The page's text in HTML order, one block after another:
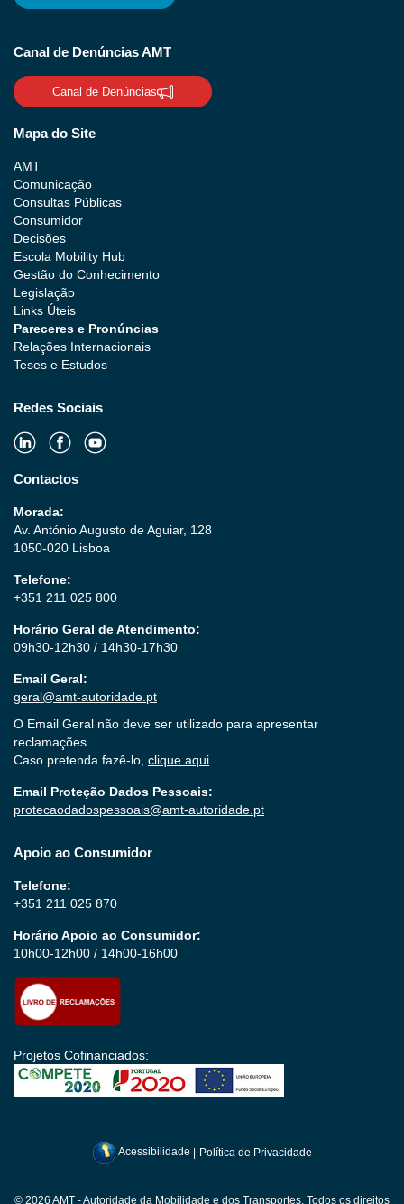
Canal de Denúncias AMT
Canal de Denúncias
Mapa do Site
AMT
Comunicação
Consultas Públicas
Consumidor
Decisões
Escola Mobility Hub
Gestão do Conhecimento
Legislação
Links Úteis
Pareceres e Pronúncias
Relações Internacionais
Teses e Estudos
Redes Sociais
Contactos
Morada:
Av. António Augusto de Aguiar, 128
1050-020 Lisboa
Telefone:
+351 211 025 800
Horário Geral de Atendimento:
09h30-12h30 / 14h30-17h30
Email Geral:
geral@amt-autoridade.pt
O Email Geral não deve ser utilizado para apresentar
reclamações.
Caso pretenda fazê-lo, clique aqui
Email Proteção Dados Pessoais:
protecaodadospessoais@amt-autoridade.pt
Apoio ao Consumidor
Telefone:
+351 211 025 870
Horário Apoio ao Consumidor:
10h00-12h00 / 14h00-16h00
Projetos Cofinanciados:
Acessibilidade | Política de Privacidade
© 2026 AMT - Autoridade da Mobilidade e dos Transportes. Todos os direitos